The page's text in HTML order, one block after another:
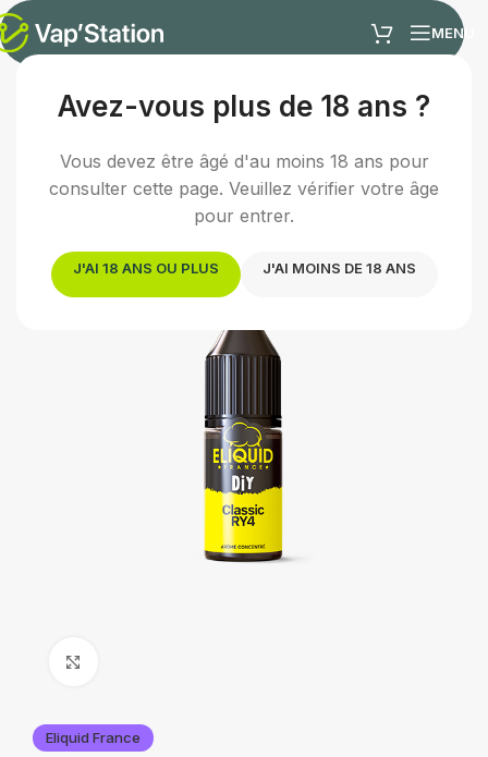
Avez-vous plus de 18 ans ?
Vous devez être âgé d'au moins 18 ans pour
consulter cette page. Veuillez vérifier votre âge
pour entrer.
J'AI 18 ANS OU PLUS J'AI MOINS DE 18 ANS
MENU
Accueil /E-liquides/Arômes concentrés DIY
Eliquid France